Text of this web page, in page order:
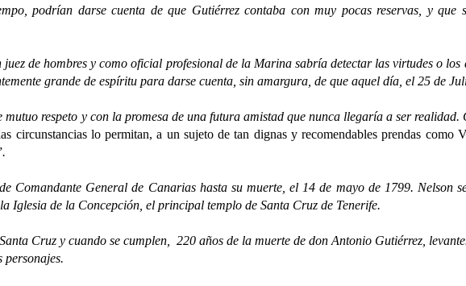
podrían darse cuenta de que Gutiérrez contaba con muy pocas reservas, y que
de hombres y como oficial profesional de la Marina sabría detectar las virtudes o los
grande de espíritu para darse cuenta, sin amargura, de que aquel día, el 25 de
respeto y con la promesa de una futura amistad que nunca llegaría a ser realidad.
circunstancias lo permitan, a un sujeto de tan dignas y recomendables prendas como
.
General de Canarias hasta su muerte, el 14 de mayo de 1799. Nelson
Iglesia de la Concepción, el principal templo de Santa Cruz de Tenerife.
Cruz y cuando se cumplen, 220 años de la muerte de don Antonio Gutiérrez,
personajes.